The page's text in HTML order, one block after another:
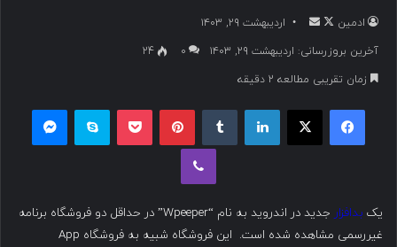
ادمین
د
ی
ک
س
ا
ل
ا
ل
ب
م
ی
اردیبهشت ۲۹, ۱۴۰۳
آخرین بروزرسانی: اردیبهشت ۲۹, ۱۴۰۳
۰
24
زمان تقریبی مطالعه 2 دقیقه
فیسبوک ایکس لینکداین پینتریست پاکت اسکایپ
وایبر
یک بدافزار
جدید در اندروید به نام “Wpeeper” در حداقل دو فروشگاه برنامه
غیررسمی مشاهده شده است. این فروشگاه شبیه به فروشگاه App